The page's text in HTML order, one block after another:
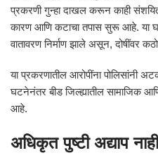
प्रकरणी गुन्हा दाखल करून काही
कारण आणि कटाचा तपास सुरू आहे. या
वातावरण निर्माण झाले असून, दोषींवर
या प्रकरणातील आरोपींना
घटनेनंतर बीड जिल्ह्यातील सामाजिक
आहे.
अधिकृत पुष्टी अद्याप नाही